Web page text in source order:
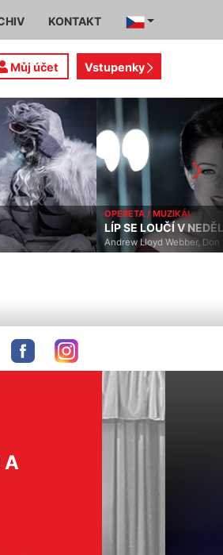
KONTAKT
Můj účet Vstupenky
OPERETA / MUZIKÁL
LÍP SE LOUČÍ V
Andrew Lloyd Webber, Don
A